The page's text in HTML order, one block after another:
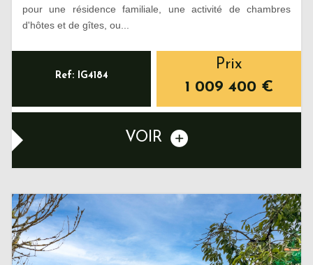
pour une résidence familiale, une activité de chambres
d'hôtes et de gîtes, ou...
Ref: IG4184
Prix
1 009 400 €
VOIR